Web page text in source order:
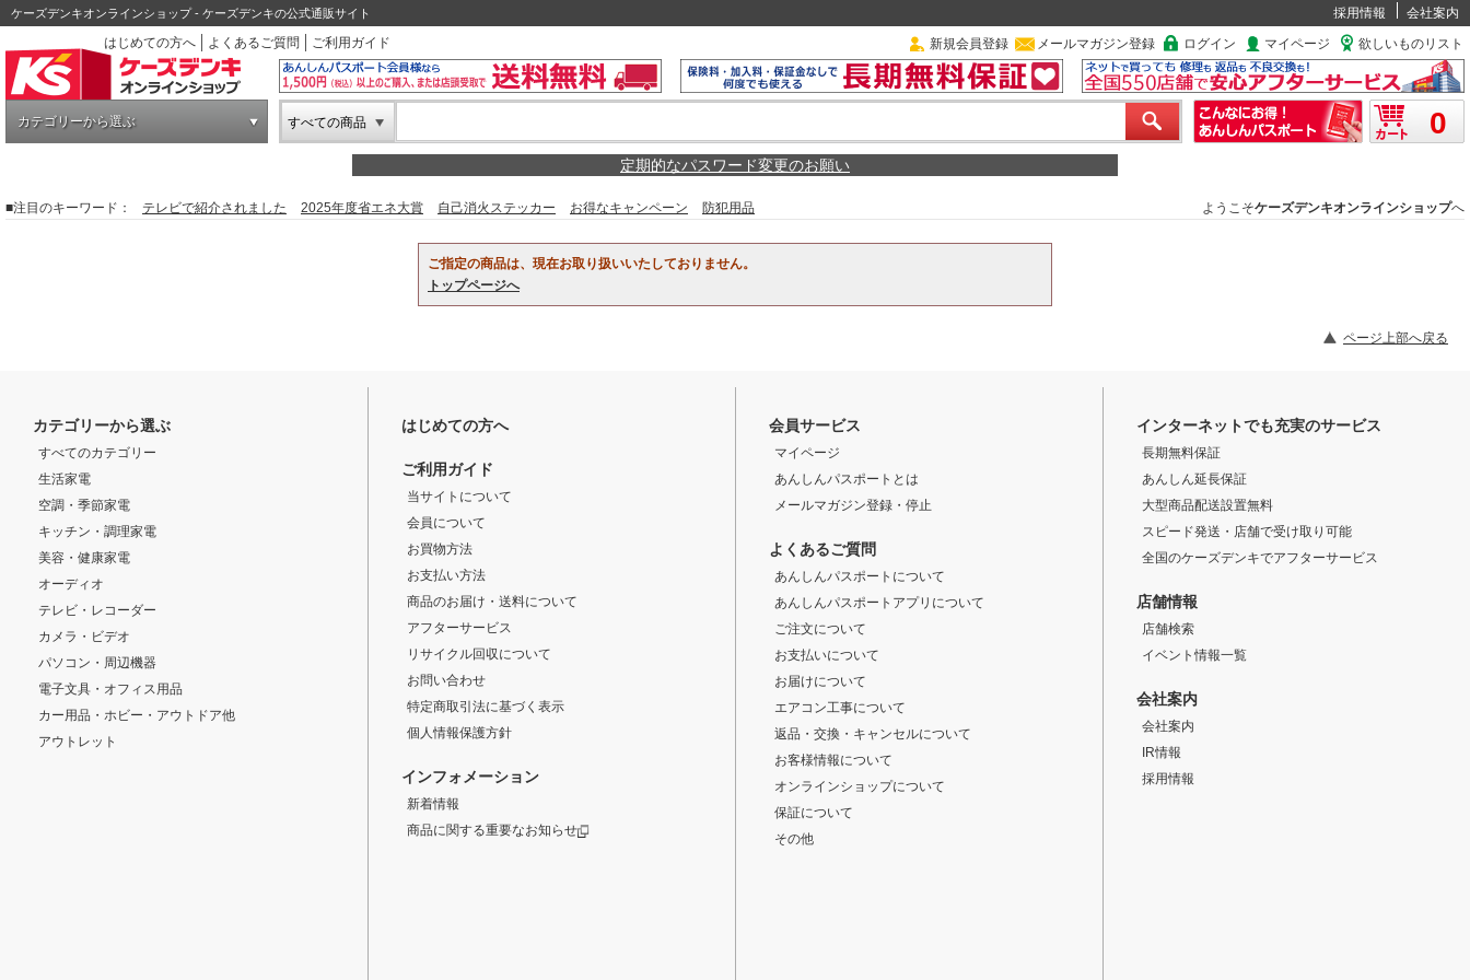
ケーズデンキオンラインショップ - ケーズデンキの公式通販サイト 採用情報
会社案内
はじめての方へ
よくあるご質問 ご利用ガイド 新規会員登録 メールマガジン登録 ログイン マイページ 欲しいものリスト
カテゴリーから選ぶ すべての商品 0
定期的なパスワード変更のお願い
■注目のキーワード： テレビで紹介されました 2025年度省エネ大賞 自己消火ステッカー お得なキャンペーン 防犯用品 ようこそケーズデンキオンラインショップへ
ご指定の商品は、現在お取り扱いいたしておりません。
トップページへ
ページ上部へ戻る
カテゴリーから選ぶ
すべてのカテゴリー
生活家電
空調・季節家電
キッチン・調理家電
美容・健康家電
オーディオ
テレビ・レコーダー
カメラ・ビデオ
パソコン・周辺機器
電子文具・オフィス用品
カー用品・ホビー・アウトドア他
アウトレット
はじめての方へ
ご利用ガイド
当サイトについて
会員について
お買物方法
お支払い方法
商品のお届け・送料について
アフターサービス
リサイクル回収について
お問い合わせ
特定商取引法に基づく表示
個人情報保護方針
インフォメーション
新着情報
商品に関する重要なお知らせ
会員サービス
マイページ
あんしんパスポートとは
メールマガジン登録・停止
よくあるご質問
あんしんパスポートについて
あんしんパスポートアプリについて
ご注文について
お支払いについて
お届けについて
エアコン工事について
返品・交換・キャンセルについて
お客様情報について
オンラインショップについて
保証について
その他
インターネットでも充実のサービス
長期無料保証
あんしん延長保証
大型商品配送設置無料
スピード発送・店舗で受け取り可能
全国のケーズデンキでアフターサービス
店舗情報
店舗検索
イベント情報一覧
会社案内
会社案内
IR情報
採用情報